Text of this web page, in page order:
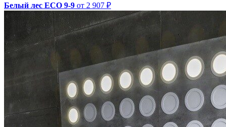
Белый лес ECO 9-9 от 2 907 ₽